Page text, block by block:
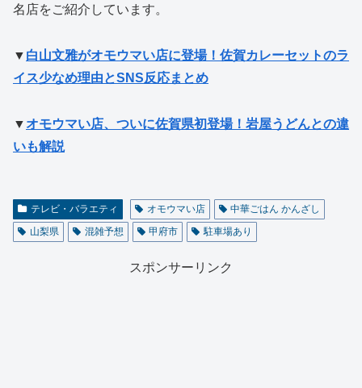
名店をご紹介しています。
▼ 白山文雅がオモウマい店に登場！佐賀カレーセットのラ
イス少なめ理由とSNS反応まとめ
▼ オモウマい店、ついに佐賀県初登場！岩屋うどんとの違
いも解説
テレビ・バラエティ オモウマい店
中華ごはん かんざし
山梨県
混雑予想 甲府市 駐車場あり
スポンサーリンク